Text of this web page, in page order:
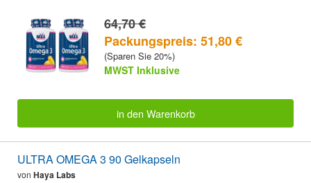
64,70 €
Packungspreis: 51,80 €
(Sparen Sie 20%)
MWST Inklusive
in den Warenkorb
ULTRA OMEGA 3 90 Gelkapseln
von Haya Labs